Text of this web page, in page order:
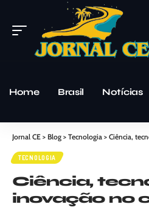
Home Brasil Notícias
Jornal CE > Blog > Tecnologia > Ciência, tecnologia e
TECNOLOGIA
Ciência,
inovação no